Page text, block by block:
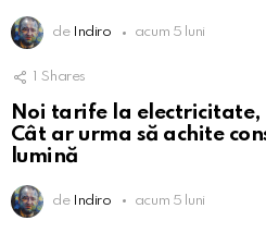
de Indiro acum 5 luni
Shares
Noi tarife la electricitate,
Cât ar urma să achite
lumină
de Indiro acum 5 luni